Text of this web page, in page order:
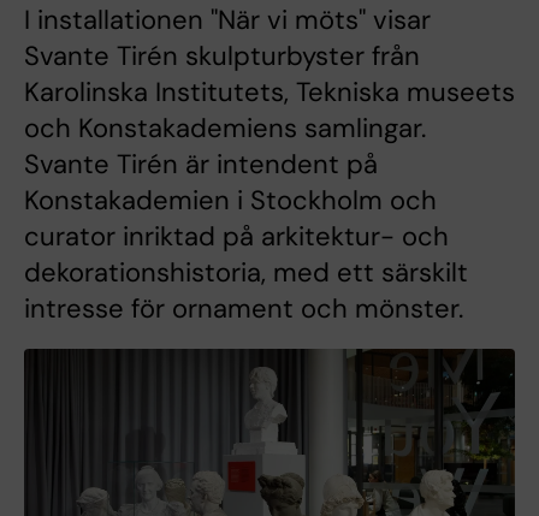
I installationen "När vi möts" visar
Svante Tirén skulpturbyster från
Karolinska Institutets, Tekniska museets
och Konstakademiens samlingar.
Svante Tirén är intendent på
Konstakademien i Stockholm och
curator inriktad på arkitektur- och
dekorationshistoria, med ett särskilt
intresse för ornament och mönster.